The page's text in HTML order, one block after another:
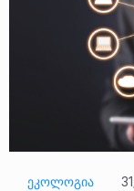
ᲔᲙᲝᲚᲝᲒᲘᲐ